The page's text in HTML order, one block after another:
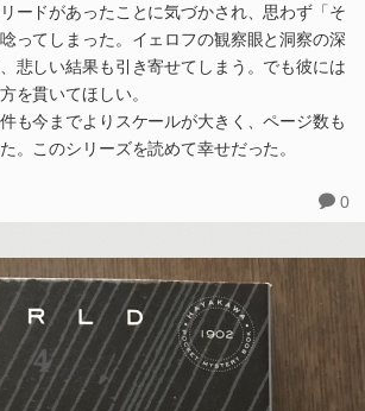
ードがあったことに気づかされ、思わず「そ
ってしまった。イェロフの観察眼と洞察の深
悲しい結果も引き寄せてしまう。でも彼には
を貫いてほしい。
も今までよりスケールが大きく、ページ数も
。このシリーズを読めて幸せだった。
0